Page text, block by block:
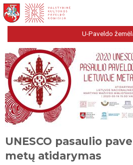
U-Paveldo
UNESCO pasaulio
metų atidarymas